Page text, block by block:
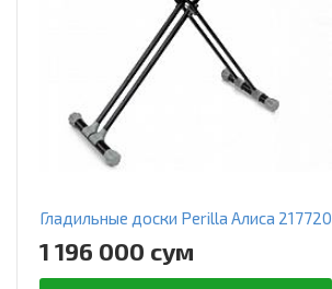
Гладильные доски Perilla Алиса 217720
1 196 000 сум